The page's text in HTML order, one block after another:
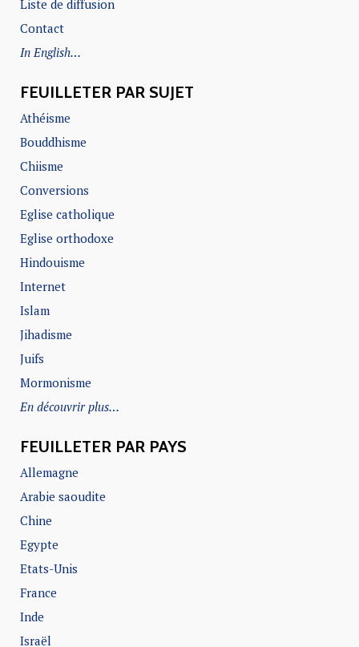
Liste de diffusion
Contact
In English…
FEUILLETER PAR SUJET
Athéisme
Bouddhisme
Chiisme
Conversions
Eglise catholique
Eglise orthodoxe
Hindouisme
Internet
Islam
Jihadisme
Juifs
Mormonisme
En découvrir plus…
FEUILLETER PAR PAYS
Allemagne
Arabie saoudite
Chine
Egypte
Etats-Unis
France
Inde
Israël